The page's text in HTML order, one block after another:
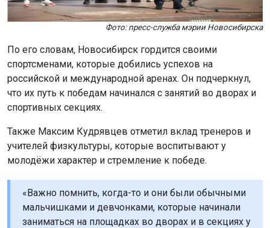
Фото: пресс-служба мэрии Новосибирска
По его словам, Новосибирск гордится своими
спортсменами, которые добились успехов на
российской и международной аренах. Он подчеркнул,
что их путь к победам начинался с занятий во дворах и
спортивных секциях.
Также Максим Кудрявцев отметил вклад тренеров и
учителей физкультуры, которые воспитывают у
молодёжи характер и стремление к победе.
«Важно помнить, когда-то и они были обычными
мальчишками и девчонками, которые начинали
заниматься на площадках во дворах и в секциях у